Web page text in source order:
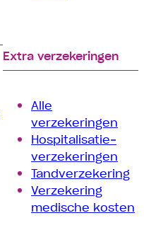
Extra verzekeringen
Alle
verzekeringen
Hospitalisatie­
verzekeringen
Tand­verzekering
Verzekering
medische kosten